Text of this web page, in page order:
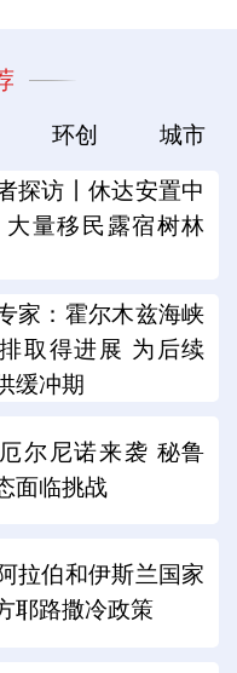
环创 城市
探访丨休达安置中
量移民露宿树林
家：霍尔木兹海峡
取得进展 为后续
缓冲期
尔尼诺来袭 秘鲁
面临挑战
拉伯和伊斯兰国家
耶路撒冷政策